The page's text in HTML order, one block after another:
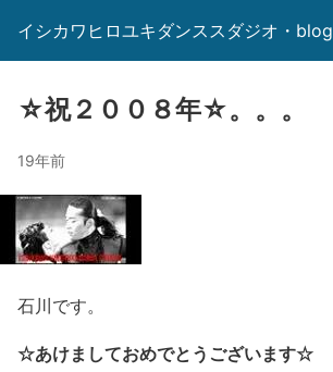
イシカワヒロユキダンススダジオ・blog
☆祝２００８年☆。。。
19年前
石川です。
☆あけましておめでとうございます☆